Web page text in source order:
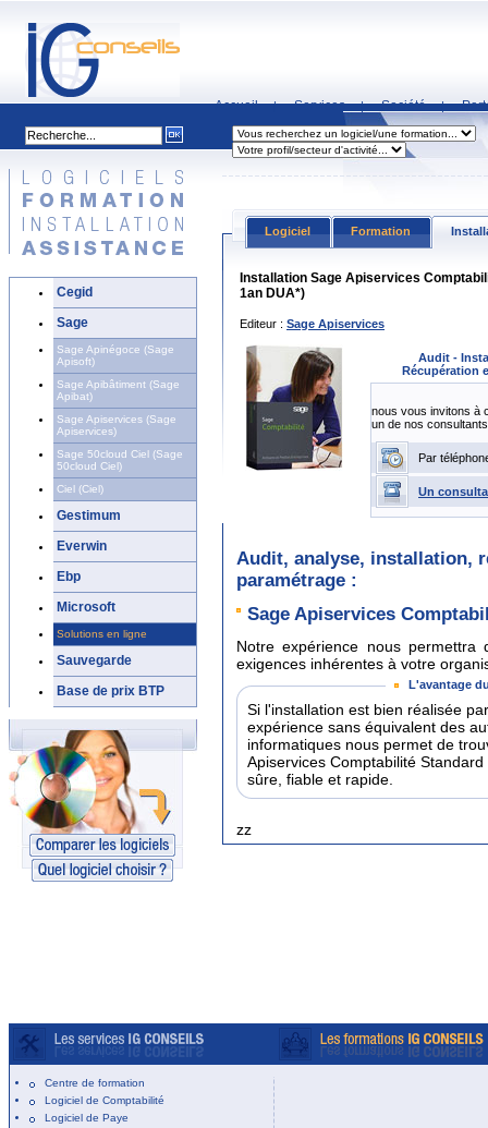
Accueil | Services | Société |
Cegid
Sage
Sage Apinégoce (Sage
Apisoft)
Sage Apibâtiment (Sage
Apibat)
Sage Apiservices (Sage
Apiservices)
Sage 50cloud Ciel (Sage
50cloud Ciel)
Ciel (Ciel)
Gestimum
Everwin
Ebp
Microsoft
Solutions en ligne
Sauvegarde
Base de prix BTP
Logiciel Formation
Installation Sage Apiservices
1an DUA*)
Editeur : Sage Apiservices
Audit -
Récupération
nous vous invitons à
un de nos consultants
Par
Un
Audit, analyse, installation,
paramétrage :
Sage Apiservices
Notre expérience nous
exigences inhérentes à votre
L'avantage
Si l'installation est bien réalisée
expérience sans équivalent des
informatiques nous permet de
Apiservices Comptabilité
sûre, fiable et rapide.
zz
Centre de formation
Logiciel de Comptabilité
Logiciel de Paye